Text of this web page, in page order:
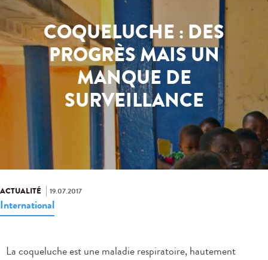
COQUELUCHE : DES
PROGRÈS MAIS UN
MANQUE DE
SURVEILLANCE
ACTUALITÉ 19.07.2017
International
La coqueluche est une maladie respiratoire, hautement